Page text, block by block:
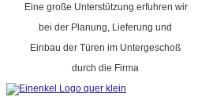
Eine große Unterstützung erfuhren wir
bei der Planung, Lieferung und
Einbau der Türen im Untergeschoß
durch die Firma